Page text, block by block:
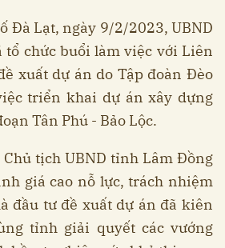
Đà Lạt, ngày 9/2/2023, UBND
chức buổi làm việc với Liên
xuất dự án do Tập đoàn Đèo
triển khai dự án xây dựng
Tân Phú - Bảo Lộc.
tịch UBND tỉnh Lâm Đồng
giá cao nỗ lực, trách nhiệm
đầu tư đề xuất dự án đã kiên
tỉnh giải quyết các vướng